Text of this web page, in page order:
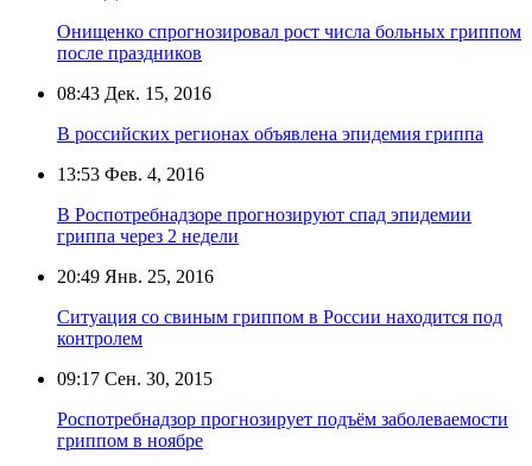
Онищенко спрогнозировал рост числа больных гриппом
после праздников
08:43 Дек. 15, 2016
В российских регионах объявлена эпидемия гриппа
13:53 Фев. 4, 2016
В Роспотребнадзоре прогнозируют спад эпидемии
гриппа через 2 недели
20:49 Янв. 25, 2016
Ситуация со свиным гриппом в России находится под
контролем
09:17 Сен. 30, 2015
Роспотребнадзор прогнозирует подъём заболеваемости
гриппом в ноябре